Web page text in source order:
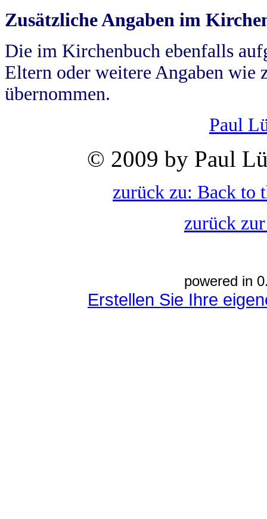
Zusätzliche Angaben im
Die im Kirchenbuch ebenfalls
Eltern oder weitere Angaben wie
übernommen.
Paul
© 2009 by Paul
zurück zu: Back to
zurück
powered in
Erstellen Sie Ihre